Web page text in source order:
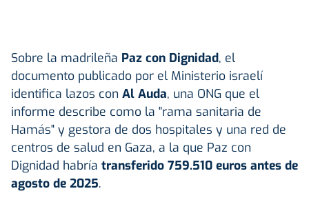
Sobre la madrileña Paz con Dignidad, el
documento publicado por el Ministerio israelí
identifica lazos con Al Auda, una ONG que el
informe describe como la "rama sanitaria de
Hamás" y gestora de dos hospitales y una red de
centros de salud en Gaza, a la que Paz con
Dignidad habría transferido 759.510 euros antes de
agosto de 2025.